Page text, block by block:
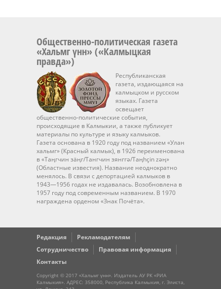
Общественно-политическая газета
«Хальмг үнн» («Калмыцкая
правда»)
Республиканская
газета, издающаяся на
калмыцком и русском
языках. Газета
освещает
общественно-политические события,
происходящие в Калмыкии, а также публикует
материалы по культуре и языку калмыков.
Газета основана в 1920 году под названием «Улан
хальмг» (Красный калмык), в 1926 переименована
в «Таңгчин зäңг/Тангчин зянггә/Taңhçin zәң»
(Областные известия). Название неоднократно
менялось. В связи с депортацией калмыков в
1943—1956 годах не издавалась. Возобновлена в
1957 году под современным названием. В 1970
награждена орденом «Знак Почёта».
Редакция
Рекламодателям
Сотрудничество
Правовая информация
Контакты
Copyright © 2017 «Хальмг үнн». Издатель АУ РК «РИА
Калмыкия». АДРЕС: 358000, Республика Калмыкия, г. Элиста,